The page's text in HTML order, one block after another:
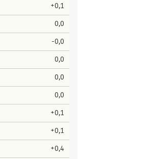
+0,1
0,0
-0,0
0,0
0,0
0,0
+0,1
+0,1
+0,4